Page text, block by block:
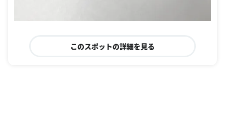
このスポットの詳細を見る